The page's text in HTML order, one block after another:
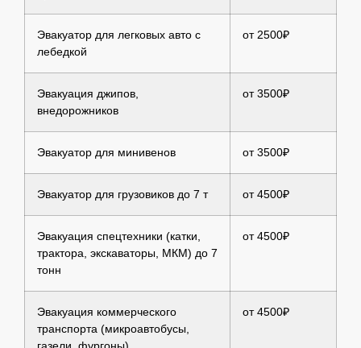
Эвакуатор для легковых авто с
лебедкой
от 2500₽
Эвакуация джипов,
внедорожников
от 3500₽
Эвакуатор для минивенов от 3500₽
Эвакуатор для грузовиков до 7 т от 4500₽
Эвакуация спецтехники (катки,
трактора, экскаваторы, МКМ) до 7
тонн
от 4500₽
Эвакуация коммерческого
транспорта (микроавтобусы,
газели, фургоны)
от 4500₽